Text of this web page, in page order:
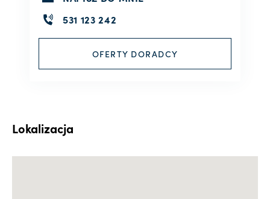
531 123 242
OFERTY DORADCY
Lokalizacja